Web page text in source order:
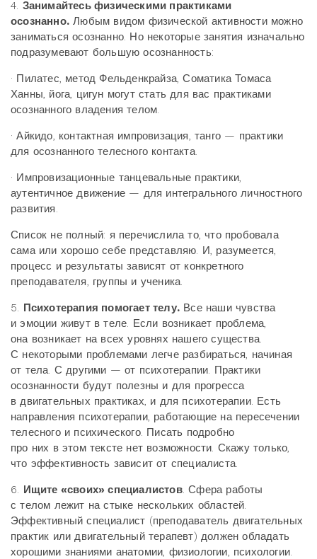
4. Занимайтесь физическими практиками
осознанно. Любым видом физической активности можно
заниматься осознанно. Но некоторые занятия изначально
подразумевают большую осознанность:
· Пилатес, метод Фельденкрайза, Соматика Томаса
Ханны, йога, цигун могут стать для вас практиками
осознанного владения телом.
· Айкидо, контактная импровизация, танго — практики
для осознанного телесного контакта.
· Импровизационные танцевальные практики,
аутентичное движение — для интегрального личностного
развития.
Список не полный: я перечислила то, что пробовала
сама или хорошо себе представляю. И, разумеется,
процесс и результаты зависят от конкретного
преподавателя, группы и ученика.
5. Психотерапия помогает телу. Все наши чувства
и эмоции живут в теле. Если возникает проблема,
она возникает на всех уровнях нашего существа.
С некоторыми проблемами легче разбираться, начиная
от тела. С другими — от психотерапии. Практики
осознанности будут полезны и для прогресса
в двигательных практиках, и для психотерапии. Есть
направления психотерапии, работающие на пересечении
телесного и психического. Писать подробно
про них в этом тексте нет возможности. Скажу только,
что эффективность зависит от специалиста.
6. Ищите «своих» специалистов. Сфера работы
с телом лежит на стыке нескольких областей.
Эффективный специалист (преподаватель двигательных
практик или двигательный терапевт) должен обладать
хорошими знаниями анатомии, физиологии, психологии.